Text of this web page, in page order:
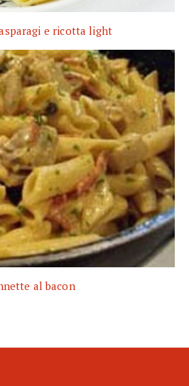
e ricotta light
al bacon